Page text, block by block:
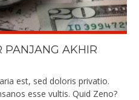
PANJANG AKHIR
est, sed doloris privatio.
esse vultis. Quid Zeno?